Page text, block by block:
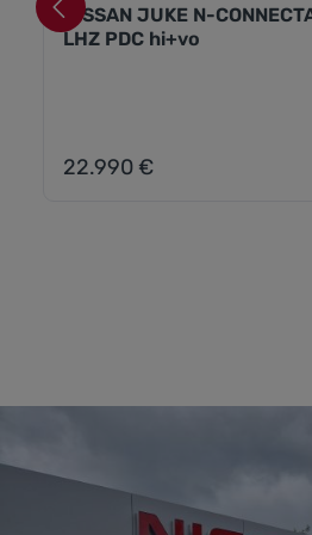
NISSAN JUKE N-
LHZ PDC hi+vo
Regulärer Preis:
22.990 €